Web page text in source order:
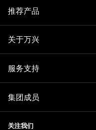
推荐产品
关于万兴
服务支持
集团成员
关注我们